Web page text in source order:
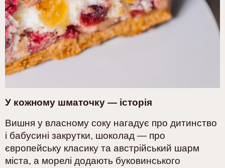
У кожному шматочку — історія
Вишня у власному соку нагадує про дитинство
і бабусині закрутки, шоколад — про
європейську класику та австрійський шарм
міста, а морелі додають буковинського